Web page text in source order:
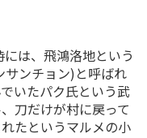
は、飛鴻洛地という
サンチョン)と呼ばれ
いたパク氏という武
刀だけが村に戻って
たというマルメの小